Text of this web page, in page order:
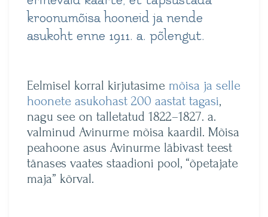
kroonumõisa hooneid ja nende
asukoht enne 1911. a. põlengut.
Eelmisel korral kirjutasime mõisa ja selle
hoonete asukohast 200 aastat tagasi,
nagu see on talletatud 1822–1827. a.
valminud Avinurme mõisa kaardil. Mõisa
peahoone asus Avinurme läbivast teest
tänases vaates staadioni pool, “õpetajate
maja” kõrval.